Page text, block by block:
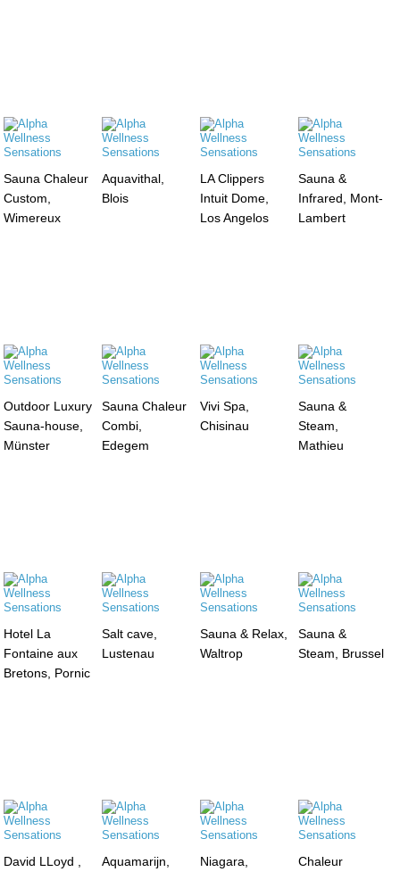
Sauna Chaleur
Custom,
Wimereux
Aquavithal,
Blois
LA Clippers
Intuit Dome,
Los Angelos
Sauna &
Infrared, Mont-
Lambert
Outdoor Luxury
Sauna-house,
Münster
Sauna Chaleur
Combi,
Edegem
Vivi Spa,
Chisinau
Sauna &
Steam,
Mathieu
Hotel La
Fontaine aux
Bretons, Pornic
Salt cave,
Lustenau
Sauna & Relax,
Waltrop
Sauna &
Steam, Brussel
David LLoyd ,
Aquamarijn,
Niagara,
Chaleur